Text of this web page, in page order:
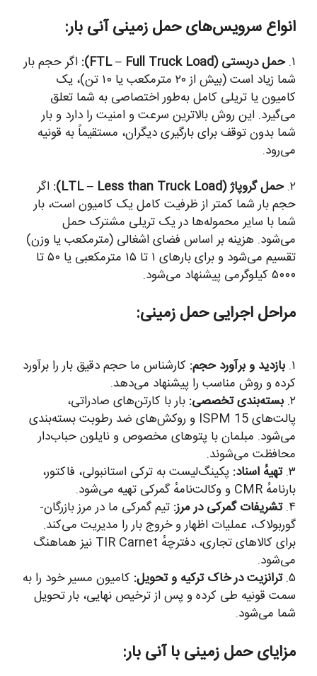
انواع سرویس‌های حمل زمینی آنی بار:
۱. حمل دربستی (FTL – Full Truck Load):
اگر حجم بار
شما زیاد است (بیش از ۲۰ مترمکعب یا ۱۰ تن)، یک
کامیون یا تریلی کامل به‌طور اختصاصی به شما تعلق
می‌گیرد. این روش بالاترین سرعت و امنیت را دارد و بار
شما بدون توقف برای بارگیری دیگران، مستقیماً به قونیه
می‌رود.
۲. حمل گروپاژ (LTL – Less than Truck Load):
اگر
حجم بار شما کمتر از ظرفیت کامل یک کامیون است، بار
شما با سایر محموله‌ها در یک تریلی مشترک حمل
می‌شود. هزینه بر اساس فضای اشغالی (مترمکعب یا وزن)
تقسیم می‌شود و برای بارهای ۱ تا ۱۵ مترمکعبی یا ۵۰ تا
۵۰۰۰ کیلوگرمی پیشنهاد می‌شود.
مراحل اجرایی حمل زمینی:
۱. بازدید و برآورد حجم: کارشناس ما حجم دقیق بار را برآورد
کرده و روش مناسب را پیشنهاد می‌دهد.
۲. بسته‌بندی تخصصی: بار با کارتن‌های صادراتی،
پالت‌های ISPM 15 و روکش‌های ضد رطوبت بسته‌بندی
می‌شود. مبلمان با پتوهای مخصوص و نایلون حباب‌دار
محافظت می‌شوند.
۳. تهیهٔ اسناد: پکینگ‌لیست به ترکی استانبولی، فاکتور،
بارنامهٔ CMR و وکالت‌نامهٔ گمرکی تهیه می‌شود.
۴. تشریفات گمرکی در مرز: تیم گمرکی ما در مرز بازرگان-
گوربولاک، عملیات اظهار و خروج بار را مدیریت می‌کند.
برای کالاهای تجاری، دفترچهٔ TIR Carnet نیز هماهنگ
می‌شود.
۵. ترانزیت در خاک ترکیه و تحویل: کامیون مسیر خود را به
سمت قونیه طی کرده و پس از ترخیص نهایی، بار تحویل
شما می‌شود.
مزایای حمل زمینی با آنی بار: